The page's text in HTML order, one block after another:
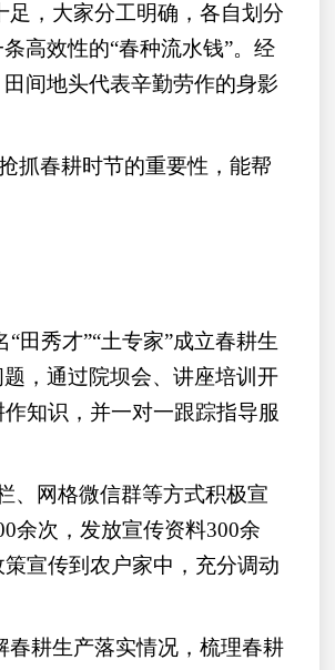
，大家分工明确，各自划分
高效性的“春种流水钱”。经
间地头代表辛勤劳作的身影
抓春耕时节的重要性，能帮
田秀才”“土专家”成立春耕生
，通过院坝会、讲座培训开
知识，并一对一跟踪指导服
、网格微信群等方式积极宣
余次，发放宣传资料300余
宣传到农户家中，充分调动
耕生产落实情况，梳理春耕